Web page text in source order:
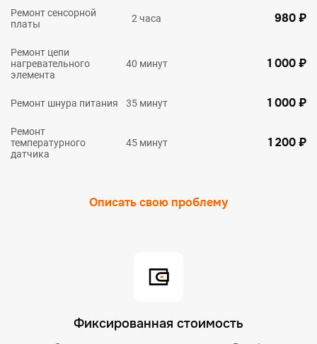
Ремонт сенсорной
платы
2 часа 980 ₽
Ремонт цепи
нагревательного
элемента
40 минут 1 000 ₽
Ремонт шнура питания 35 минут 1 000 ₽
Ремонт
температурного
датчика
45 минут 1 200 ₽
Описать свою проблему
Фиксированная стоимость